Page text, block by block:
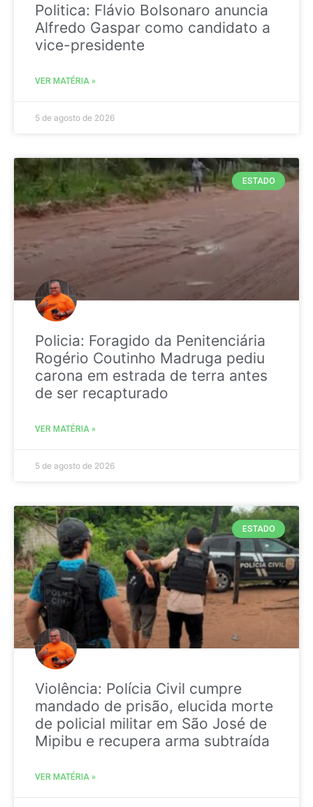
Politica: Flávio Bolsonaro anuncia
Alfredo Gaspar como candidato a
vice-presidente
VER MATÉRIA »
5 de agosto de 2026
ESTADO
Policia: Foragido da Penitenciária
Rogério Coutinho Madruga pediu
carona em estrada de terra antes
de ser recapturado
VER MATÉRIA »
5 de agosto de 2026
ESTADO
Violência: Polícia Civil cumpre
mandado de prisão, elucida morte
de policial militar em São José de
Mipibu e recupera arma subtraída
VER MATÉRIA »